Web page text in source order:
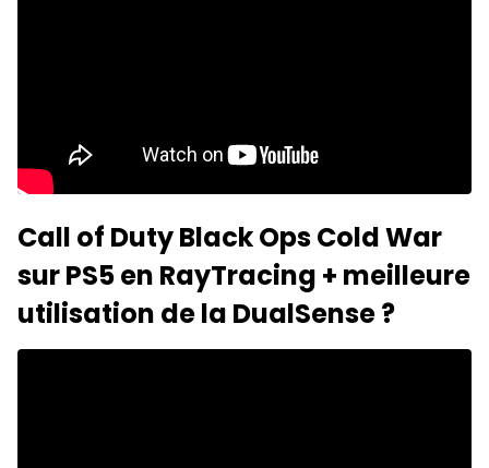
Call of Duty Black Ops Cold War
sur PS5 en RayTracing + meilleure
utilisation de la DualSense ?